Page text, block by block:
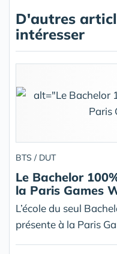
D'autres
intéresser
BTS / DUT
Le Bachelor
la Paris Games
L’école du seul
présente à la Paris